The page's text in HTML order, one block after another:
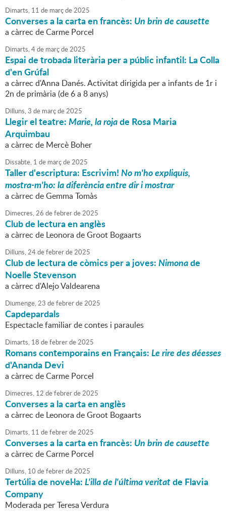
Dimarts, 11 de marçde2025
Converses a la carta en francès: Un brin de causette
a càrrec de Carme Porcel
Dimarts,4de marçde2025
Espai de trobada literària per a públic infantil: La Colla
d'en Grúfal
a càrrec d'Anna Danés. Activitat dirigida per a infants de 1r i
2n de primària (de 6 a 8 anys)
Dilluns,3 de marçde2025
Llegir el teatre:Marie, la rojade Rosa Maria
Arquimbau
a càrrec de Mercè Boher
Dissabte, 1 de marçde2025
Taller d'escriptura: Escrivim!No m'ho expliquis,
mostra-m'ho: la diferència entre dir i mostrar
a càrrec de Gemma Tomàs
Dimecres,26 defebrerde2025
Club de lectura en anglès
a càrrec de Leonora de Groot Bogaarts
Dilluns,24defebrerde2025
Club de lectura de còmics per a joves:Nimonade
Noelle Stevenson
a càrrec d'Alejo Valdearena
Diumenge,23 defebrerde2025
Capdepardals
Espectacle familiar de contes i paraules
Dimarts, 18 defebrerde2025
Romans contemporains en Français:Le rire des déesses
d'Ananda Devi
a càrrec de Carme Porcel
Dimecres, 12 defebrerde2025
Converses a la carta en anglès
a càrrec de Leonora de Groot Bogaarts
Dimarts, 11 defebrerde2025
Converses a la carta en francès: Un brin de causette
a càrrec de Carme Porcel
Dilluns, 10 defebrerde2025
Tertúlia de novel·la:L'illa de l'última veritatde Flavia
Company
Moderada per Teresa Verdura